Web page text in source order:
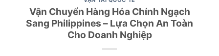
Vận Chuyển Hàng Hóa Chính Ngạch
Sang Philippines – Lựa Chọn An Toàn
Cho Doanh Nghiệp